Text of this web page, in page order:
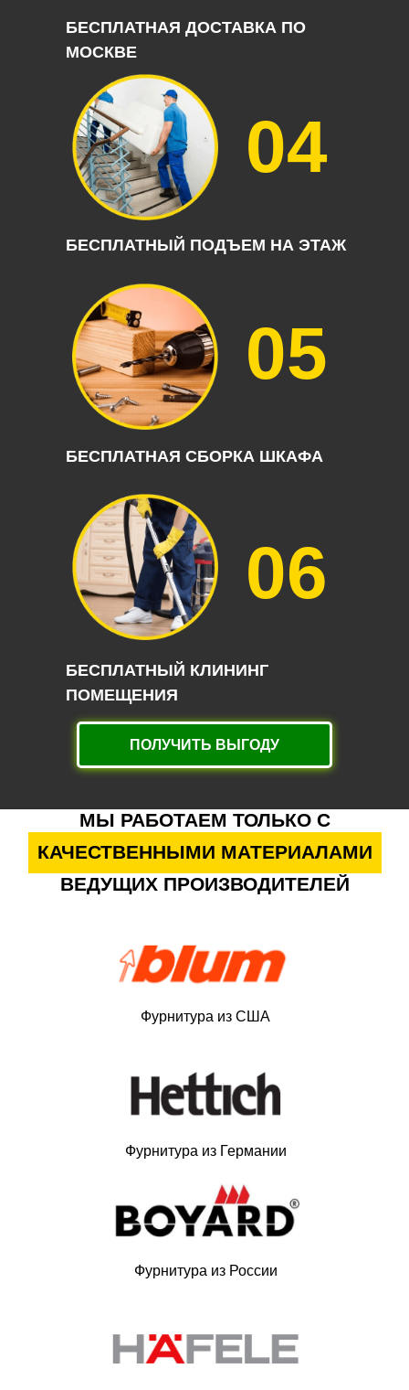
БЕСПЛАТНАЯ ДОСТАВКА ПО
МОСКВЕ
БЕСПЛАТНЫЙ ПОДЪЕМ НА ЭТАЖ
04
БЕСПЛАТНАЯ СБОРКА ШКАФА
05
БЕСПЛАТНЫЙ КЛИНИНГ
ПОМЕЩЕНИЯ
06
ПОЛУЧИТЬ ВЫГОДУ
МЫ РАБОТАЕМ ТОЛЬКО С
КАЧЕСТВЕННЫМИ МАТЕРИАЛАМИ
ВЕДУЩИХ ПРОИЗВОДИТЕЛЕЙ
Фурнитура из США
Фурнитура из Германии
Фурнитура из России